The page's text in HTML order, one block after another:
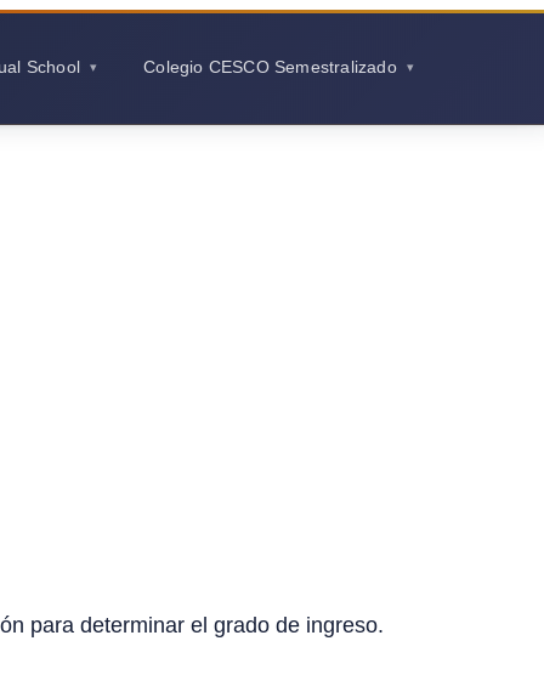
School Colegio CESCO Semestralizado
para determinar el grado de ingreso.